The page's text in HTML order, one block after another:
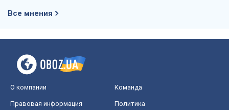
Все мнения
О компании Команда
Правовая информация
Политика